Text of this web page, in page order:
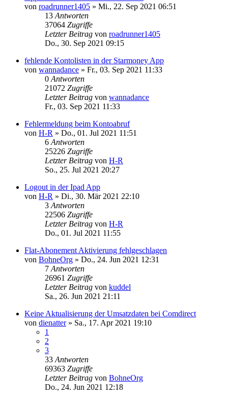
von roadrunner1405 » Mi., 22. Sep 2021 06:51
13 Antworten
37064 Zugriffe
Letzter Beitrag von roadrunner1405
Do., 30. Sep 2021 09:15
fehlende Kontolisten in der Starmoney App
von wannadance » Fr., 03. Sep 2021 11:33
0 Antworten
21072 Zugriffe
Letzter Beitrag von wannadance
Fr., 03. Sep 2021 11:33
Fehlermeldung beim Kontoabruf
von H-R » Do., 01. Jul 2021 11:51
6 Antworten
25226 Zugriffe
Letzter Beitrag von H-R
So., 25. Jul 2021 20:27
Logout in der Ipad App
von H-R » Di., 30. Mär 2021 22:10
3 Antworten
22506 Zugriffe
Letzter Beitrag von H-R
Do., 01. Jul 2021 11:55
Flat-Abonement Aktivierung fehlgeschlagen
von BohneOrg » Do., 24. Jun 2021 12:31
7 Antworten
26961 Zugriffe
Letzter Beitrag von kuddel
Sa., 26. Jun 2021 21:11
Keine Aktualisierung der Umsatzdaten bei Comdirect
von dienatter» Sa., 17. Apr 2021 19:10
1
2
3
33 Antworten
69363 Zugriffe
Letzter Beitrag von BohneOrg
Do., 24. Jun 2021 12:18